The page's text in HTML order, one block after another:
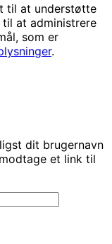
til at understøtte
at administrere
som er
.
dit brugernavn
et link til